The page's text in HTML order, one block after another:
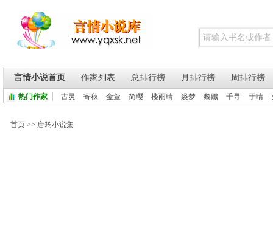
言情小说首页 作家列表 总排行榜 月排行榜 周排行榜
热门作家 古灵 寄秋 金萱 简璎 楼雨晴 裘梦 黎孅 千寻 于晴
首页 >> 唐筠小说集